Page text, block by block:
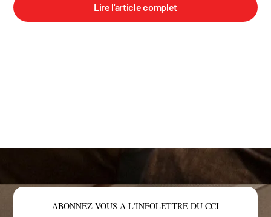
Lire l'article complet
ABONNEZ-VOUS À L'INFOLETTRE DU CCI